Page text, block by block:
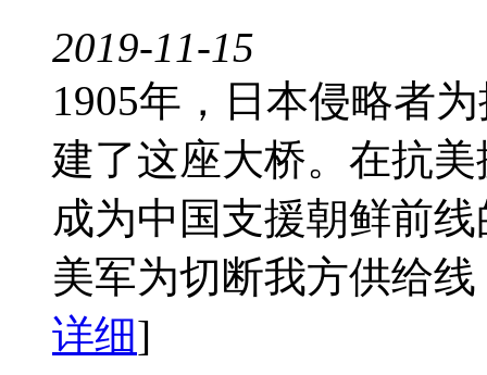
2019-11-15
1905年，日本侵略者
建了这座大桥。在抗
成为中国支援朝鲜前
美军为切断我方供给
详细]